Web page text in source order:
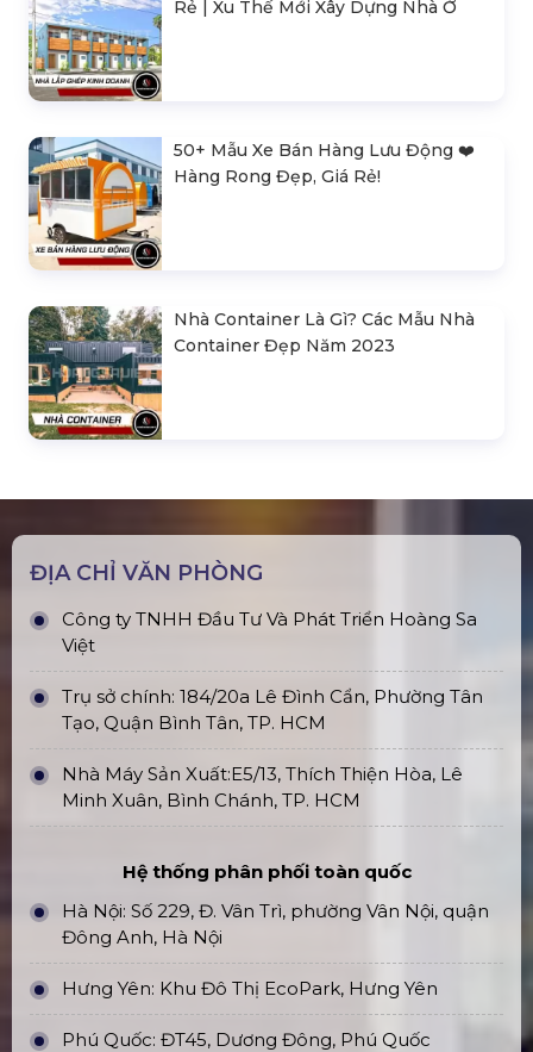
Rẻ | Xu Thế Mới Xây Dựng Nhà Ở
50+ Mẫu Xe Bán Hàng Lưu Động ❤️️
Hàng Rong Đẹp, Giá Rẻ!
Nhà Container Là Gì? Các Mẫu Nhà
Container Đẹp Năm 2023
ĐỊA CHỈ VĂN PHÒNG
Công ty TNHH Đầu Tư Và Phát Triển Hoàng Sa
Việt
Trụ sở chính: 184/20a Lê Đình Cẩn, Phường Tân
Tạo, Quận Bình Tân, TP. HCM
Nhà Máy Sản Xuất:E5/13, Thích Thiện Hòa, Lê
Minh Xuân, Bình Chánh, TP. HCM
Hệ thống phân phối toàn quốc
Hà Nội: Số 229, Đ. Vân Trì, phường Vân Nội, quận
Đông Anh, Hà Nội
Hưng Yên: Khu Đô Thị EcoPark, Hưng Yên
Phú Quốc: ĐT45, Dương Đông, Phú Quốc